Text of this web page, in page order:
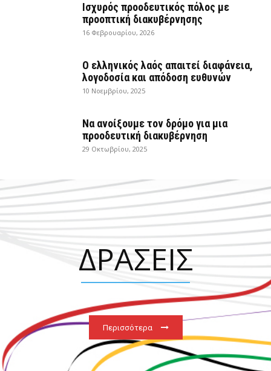
Ισχυρός προοδευτικός πόλος με
προοπτική διακυβέρνησης
16 Φεβρουαρίου, 2026
Ο ελληνικός λαός απαιτεί διαφάνεια,
λογοδοσία και απόδοση ευθυνών
10 Νοεμβρίου, 2025
Να ανοίξουμε τον δρόμο για μια
προοδευτική διακυβέρνηση
29 Οκτωβρίου, 2025
ΔΡΑΣΕΙΣ
Περισσότερα